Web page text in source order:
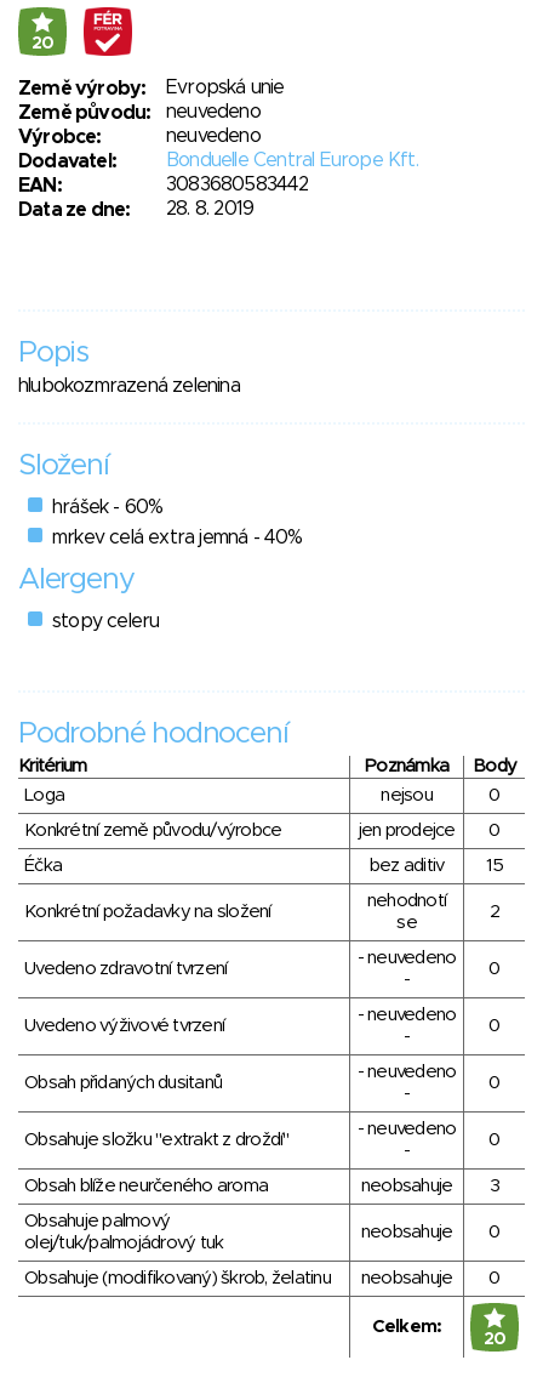
20
Země výroby:
Evropská unie
Země původu:
neuvedeno
Výrobce:
neuvedeno
Dodavatel:
Bonduelle Central Europe Kft.
EAN:
3083680583442
Data ze dne:
28. 8. 2019
Popis
hlubokozmrazená zelenina
Složení
hrášek - 60%
mrkev celá extra jemná - 40%
Alergeny
stopy celeru
Podrobné hodnocení
Kritérium Poznámka
Body
Loga
nejsou
0
Konkrétní země původu/výrobce
jen prodejce
0
Éčka
bez aditiv 15
Konkrétní požadavky na složení
nehodnotí
se
2
Uvedeno zdravotní tvrzení
- neuvedeno
-
0
Uvedeno výživové tvrzení
- neuvedeno
-
0
Obsah přidaných dusitanů
- neuvedeno
-
0
Obsahuje složku "extrakt z droždí"
- neuvedeno
-
0
Obsah blíže neurčeného aroma neobsahuje
3
Obsahuje palmový
olej/tuk/palmojádrový tuk
neobsahuje 0
Obsahuje (modifikovaný) škrob, želatinu neobsahuje 0
Celkem:
20